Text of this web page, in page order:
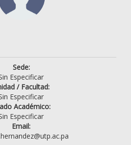
Sede:
Especificar
/ Facultad:
Especificar
Académico:
Especificar
Email: